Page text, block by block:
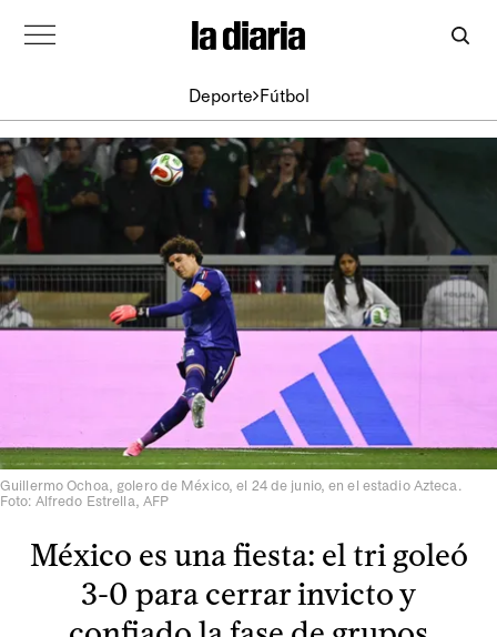
Deporte Fútbol
Guillermo Ochoa, golero de México, el 24 de junio, en el estadio Azteca.
Foto: Alfredo Estrella, AFP
México es una fiesta: el tri goleó
3-0 para cerrar invicto y